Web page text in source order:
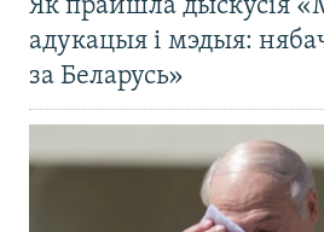
Як прайшла дыскусія
адукацыя і мэдыя:
за Беларусь»